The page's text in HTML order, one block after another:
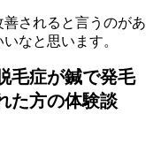
されると言うのがあ
なと思います。
毛症が鍼で発毛
た方の体験談